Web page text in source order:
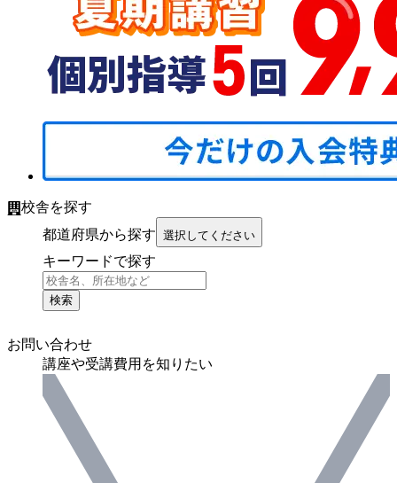
校舎を探す
都道府県から探す 選択してください
キーワードで探す
検索
お問い合わせ
講座や受講費用を知りたい